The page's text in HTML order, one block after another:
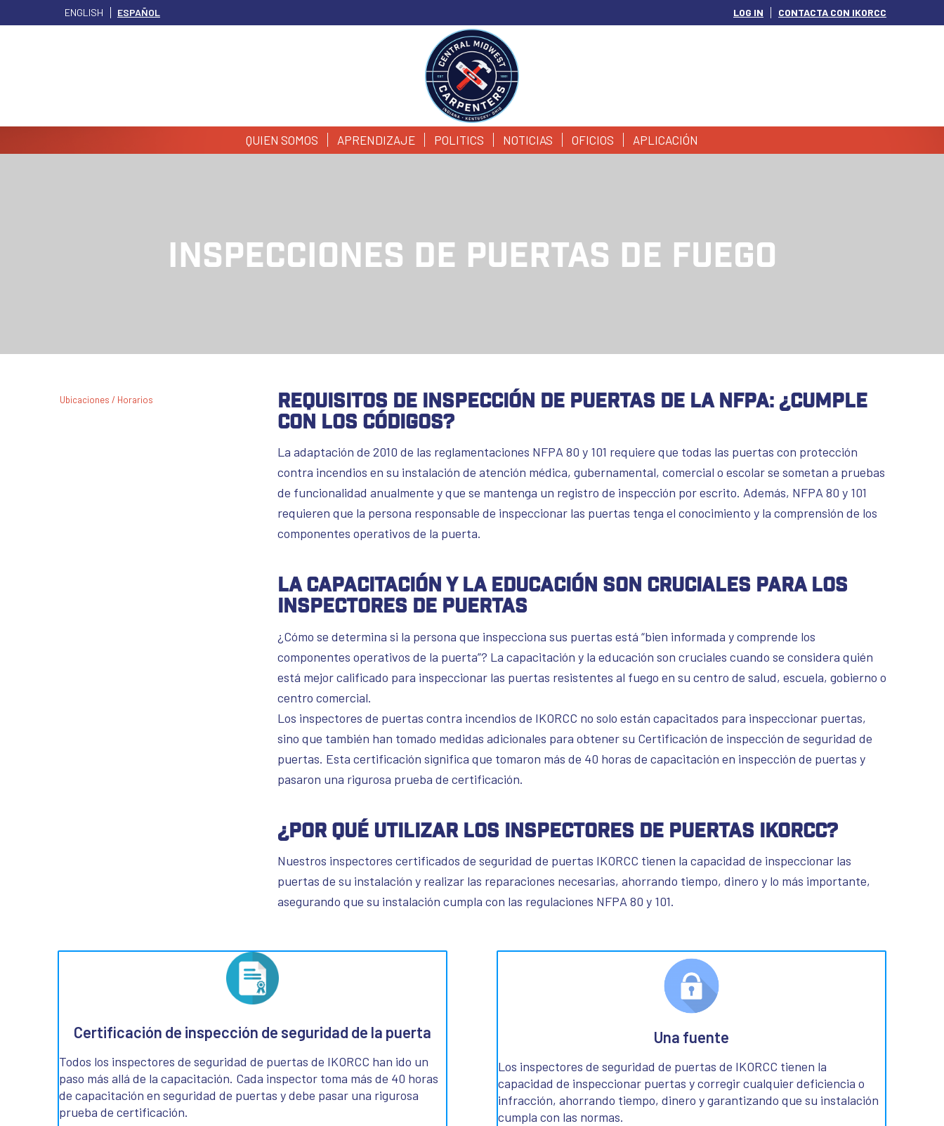
LOG IN CONTACTA CON IKORCC
ENGLISH ESPAÑOL
QUIEN SOMOS APRENDIZAJE POLITICS NOTICIAS OFICIOS APLICACIÓN
INSPECCIONES DE PUERTAS DE FUEGO
Ubicaciones / Horarios
Requisitos de inspección de puertas de la NFPA: ¿cumple
con los códigos?
La adaptación de 2010 de las reglamentaciones NFPA 80 y 101 requiere que todas las puertas con protección
contra incendios en su instalación de atención médica, gubernamental, comercial o escolar se sometan a pruebas
de funcionalidad anualmente y que se mantenga un registro de inspección por escrito. Además, NFPA 80 y 101
requieren que la persona responsable de inspeccionar las puertas tenga el conocimiento y la comprensión de los
componentes operativos de la puerta.
La capacitación y la educación son cruciales para los
inspectores de puertas
¿Cómo se determina si la persona que inspecciona sus puertas está “bien informada y comprende los
componentes operativos de la puerta”? La capacitación y la educación son cruciales cuando se considera quién
está mejor calificado para inspeccionar las puertas resistentes al fuego en su centro de salud, escuela, gobierno o
centro comercial.
Los inspectores de puertas contra incendios de IKORCC no solo están capacitados para inspeccionar puertas,
sino que también han tomado medidas adicionales para obtener su Certificación de inspección de seguridad de
puertas. Esta certificación significa que tomaron más de 40 horas de capacitación en inspección de puertas y
pasaron una rigurosa prueba de certificación.
¿Por qué utilizar los inspectores de puertas IKORCC?
Nuestros inspectores certificados de seguridad de puertas IKORCC tienen la capacidad de inspeccionar las
puertas de su instalación y realizar las reparaciones necesarias, ahorrando tiempo, dinero y lo más importante,
asegurando que su instalación cumpla con las regulaciones NFPA 80 y 101.
Certificación de inspección de seguridad de la puerta
Todos los inspectores de seguridad de puertas de IKORCC han ido un
paso más allá de la capacitación. Cada inspector toma más de 40 horas
de capacitación en seguridad de puertas y debe pasar una rigurosa
prueba de certificación.
Una fuente
Los inspectores de seguridad de puertas de IKORCC tienen la
capacidad de inspeccionar puertas y corregir cualquier deficiencia o
infracción, ahorrando tiempo, dinero y garantizando que su instalación
cumpla con las normas.